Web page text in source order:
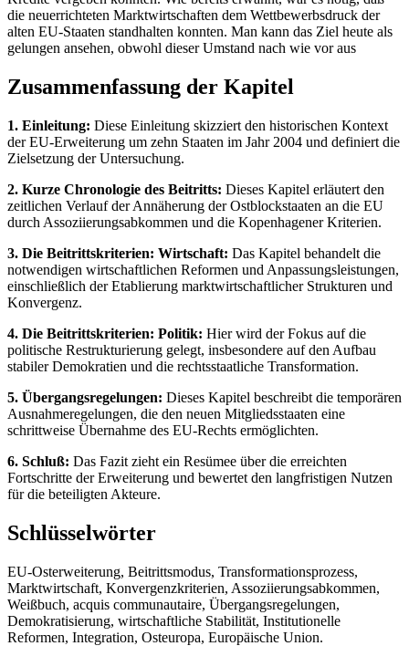
die neuerrichteten Marktwirtschaften dem Wettbewerbsdruck der
alten EU-Staaten standhalten konnten. Man kann das Ziel heute als
gelungen ansehen, obwohl dieser Umstand nach wie vor aus
Zusammenfassung der Kapitel
1. Einleitung: Diese Einleitung skizziert den historischen Kontext
der EU-Erweiterung um zehn Staaten im Jahr 2004 und definiert die
Zielsetzung der Untersuchung.
2. Kurze Chronologie des Beitritts: Dieses Kapitel erläutert den
zeitlichen Verlauf der Annäherung der Ostblockstaaten an die EU
durch Assoziierungsabkommen und die Kopenhagener Kriterien.
3. Die Beitrittskriterien: Wirtschaft: Das Kapitel behandelt die
notwendigen wirtschaftlichen Reformen und Anpassungsleistungen,
einschließlich der Etablierung marktwirtschaftlicher Strukturen und
Konvergenz.
4. Die Beitrittskriterien: Politik: Hier wird der Fokus auf die
politische Restrukturierung gelegt, insbesondere auf den Aufbau
stabiler Demokratien und die rechtsstaatliche Transformation.
5. Übergangsregelungen: Dieses Kapitel beschreibt die temporären
Ausnahmeregelungen, die den neuen Mitgliedsstaaten eine
schrittweise Übernahme des EU-Rechts ermöglichten.
6. Schluß: Das Fazit zieht ein Resümee über die erreichten
Fortschritte der Erweiterung und bewertet den langfristigen Nutzen
für die beteiligten Akteure.
Schlüsselwörter
EU-Osterweiterung, Beitrittsmodus, Transformationsprozess,
Marktwirtschaft, Konvergenzkriterien, Assoziierungsabkommen,
Weißbuch, acquis communautaire, Übergangsregelungen,
Demokratisierung, wirtschaftliche Stabilität, Institutionelle
Reformen, Integration, Osteuropa, Europäische Union.